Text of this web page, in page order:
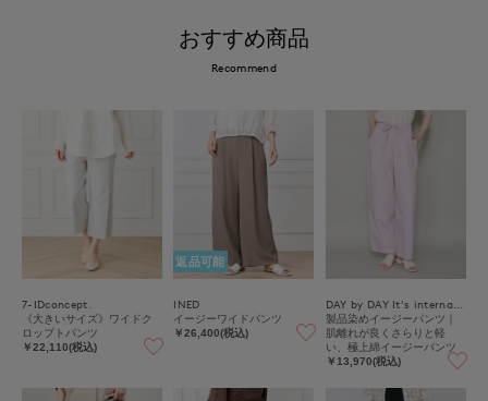
おすすめ商品
Recommend
7-IDconcept.
《大きいサイズ》ワイドク
ロップトパンツ
￥22,110(税込)
返品可能
INED
イージーワイドパンツ
￥26,400(税込)
製品染めイージーパンツ｜
肌離れが良くさらりと軽
い、極上綿イージーパンツ
￥13,970(税込)